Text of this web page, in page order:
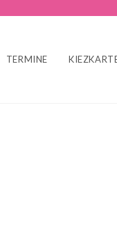
TERMINE